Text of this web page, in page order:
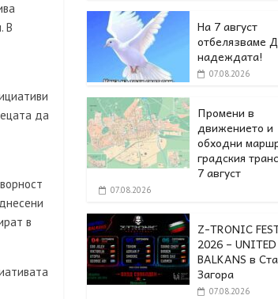
В
да
в
На 7 август
отбелязваме
надеждата!
07.08.2026
Промени в
движението и
обходни
градския
7 август
07.08.2026
Z-TRONIC
2026 – UNITED
BALKANS в
Загора
07.08.2026